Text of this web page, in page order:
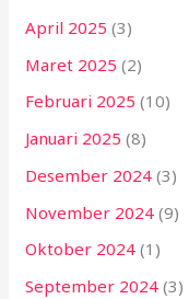
April 2025 (3)
Maret 2025 (2)
Februari 2025 (10)
Januari 2025 (8)
Desember 2024 (3)
November 2024 (9)
Oktober 2024 (1)
September 2024 (3)